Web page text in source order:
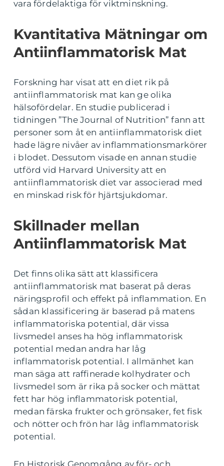
vara fördelaktiga för viktminskning.
Kvantitativa Mätningar om
Antiinflammatorisk Mat
Forskning har visat att en diet rik på
antiinflammatorisk mat kan ge olika
hälsofördelar. En studie publicerad i
tidningen ”The Journal of Nutrition” fann att
personer som åt en antiinflammatorisk diet
hade lägre nivåer av inflammationsmarkörer
i blodet. Dessutom visade en annan studie
utförd vid Harvard University att en
antiinflammatorisk diet var associerad med
en minskad risk för hjärtsjukdomar.
Skillnader mellan
Antiinflammatorisk Mat
Det finns olika sätt att klassificera
antiinflammatorisk mat baserat på deras
näringsprofil och effekt på inflammation. En
sådan klassificering är baserad på matens
inflammatoriska potential, där vissa
livsmedel anses ha hög inflammatorisk
potential medan andra har låg
inflammatorisk potential. I allmänhet kan
man säga att raffinerade kolhydrater och
livsmedel som är rika på socker och mättat
fett har hög inflammatorisk potential,
medan färska frukter och grönsaker, fet fisk
och nötter och frön har låg inflammatorisk
potential.